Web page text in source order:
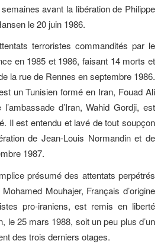
avant la libération de Philippe
le 20 juin 1986.
terroristes commandités par le
en 1985 et 1986, faisant 14 morts et
la rue de Rennes en septembre 1986.
un Tunisien formé en Iran, Fouad Ali
d’Iran, Wahid Gordji, est
Il est entendu et lavé de tout soupçon
de Jean-Louis Normandin et de
1987.
présumé des attentats perpétrés
Mouhajer, Français d’origine
pro-iraniens, est remis en liberté
le 25 mars 1988, soit un peu plus d’un
des trois derniers otages.